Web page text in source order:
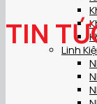
Linh
TIN